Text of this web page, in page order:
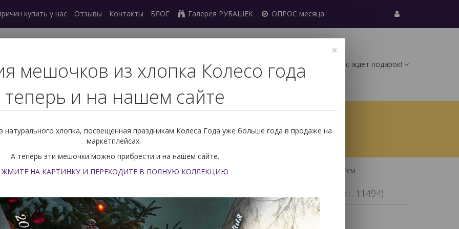
купить у нас Отзывы Контакты БЛОГ Галерея РУБАШЕК ОПРОС месяца
звонок
Вас ждет подарок!
Поиск по РУБАШКЕ
Руны Руны из натурального камня Руны скандинавские из Розового Кварца 1,5-2см
(арт. 11494)
×
мешочков из хлопка Колесо года
теперь и на нашем сайте
хлопка, посвещенная праздникам Колеса Года уже больше года в продаже на
маркетплейсах.
А теперь эти мешочки можно прибрести и на нашем сайте.
ЖМИТЕ НА КАРТИНКУ И ПЕРЕХОДИТЕ В ПОЛНУЮ КОЛЛЕКЦИЮ